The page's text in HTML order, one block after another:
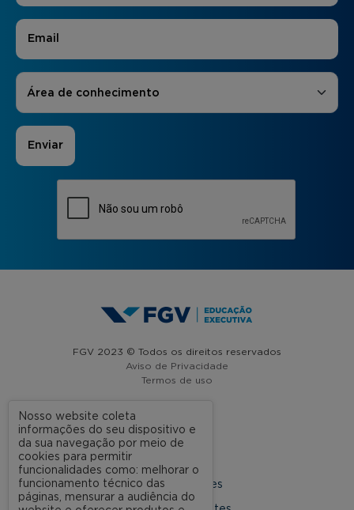
E-mail
Áreas de Interesse
Área de conhecimento
FGV 2023 © Todos os direitos reservados
Aviso de Privacidade
Termos de uso
A FGV
Nossas Unidades
Nosso website coleta
informações do seu dispositivo e
da sua navegação por meio de
cookies para permitir
funcionalidades como: melhorar o
funcionamento técnico das
páginas, mensurar a audiência do